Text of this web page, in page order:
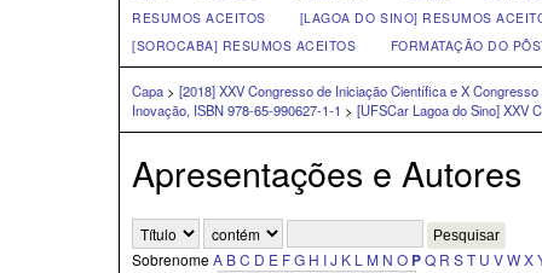
RESUMOS ACEITOS
[LAGOA DO SINO] RESUMOS
[SOROCABA] RESUMOS ACEITOS
FORMATAÇÃO DO
Capa > [2018] XXV Congresso de Iniciação Científica e X
Inovação, ISBN 978-65-990627-1-1 > [UFSCar Lagoa do Sino] XXV
Apresentações e Autores
SobrenomeA BC D E FG H IJ K L M N O PQ R ST U VWX